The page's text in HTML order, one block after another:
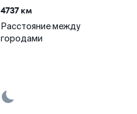
4737 км
Расстояние между
городами